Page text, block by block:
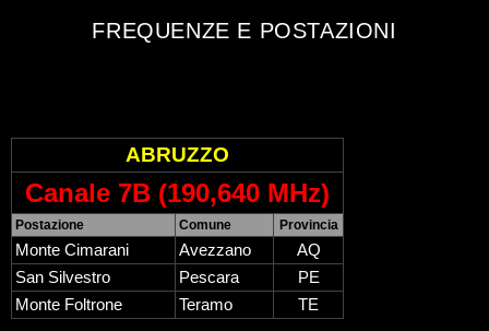
FREQUENZE E POSTAZIONI
ABRUZZO
Canale 7B (190,640 MHz)
Postazione Comune Provincia
Monte Cimarani Avezzano
AQ
San Silvestro
Pescara
PE
Monte Foltrone
Teramo TE